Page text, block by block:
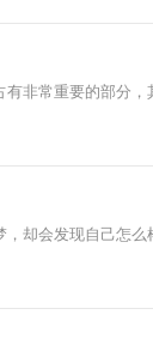
非常重要的部分
却会发现自己怎